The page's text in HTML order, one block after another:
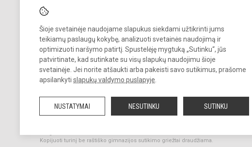
Šioje svetainėje naudojame slapukus siekdami užtikrinti jums
teikiamų paslaugų kokybę, analizuoti svetainės naudojimą ir
optimizuoti naršymo patirtį. Spustelėję mygtuką „Sutinku“, jūs
patvirtinate, kad sutinkate su visų slapukų naudojimu šioje
svetainėje. Jei norite atšaukti arba pakeisti savo sutikimus, prašome
apsilankyti slapukų valdymo puslapyje
NUSTATYMAI NESUTINKU SUTINKU
Pastebėjote klaidų?
Turite pasiūlymų?
RAŠYKITE
Bendraukime
Kopijuoti turinį be raštiško gimnazijos sutikimo griežtai draudžiama.